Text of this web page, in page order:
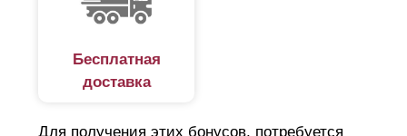
Бесплатная
доставка
Для получения этих бонусов, потребуется